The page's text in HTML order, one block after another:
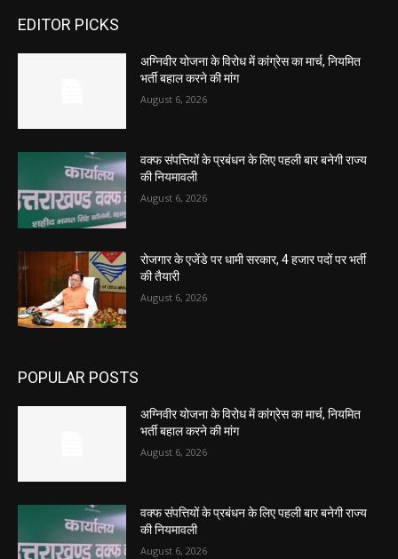
EDITOR PICKS
अग्निवीर योजना के विरोध में कांग्रेस का मार्च, नियमित
भर्ती बहाल करने की मांग
August 6, 2026
वक्फ संपत्तियों के प्रबंधन के लिए पहली बार बनेगी राज्य
की नियमावली
August 6, 2026
रोजगार के एजेंडे पर धामी सरकार, 4 हजार पदों पर भर्ती
की तैयारी
August 6, 2026
POPULAR POSTS
अग्निवीर योजना के विरोध में कांग्रेस का मार्च, नियमित
भर्ती बहाल करने की मांग
August 6, 2026
वक्फ संपत्तियों के प्रबंधन के लिए पहली बार बनेगी राज्य
की नियमावली
August 6, 2026